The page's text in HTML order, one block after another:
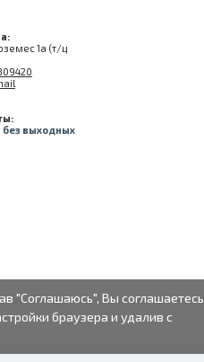
1а (т/ц
выходных
"Соглашаюсь", Вы соглашаетесь
браузера и удалив с